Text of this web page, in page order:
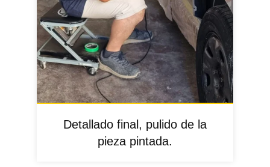
Detallado final, pulido de la
pieza pintada.